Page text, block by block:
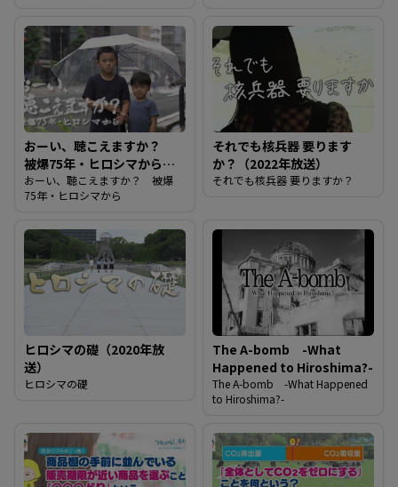
おーい、聴こえますか？
被爆75年・ヒロシマから
（2020年放送）
おーい、聴こえますか？ 被爆
75年・ヒロシマから
それでも核兵器 要ります
か？（2022年放送）
それでも核兵器 要りますか？
ヒロシマの礎（2020年放
送）
ヒロシマの礎
The A-bomb -What
Happened to Hiroshima?-
The A-bomb -What Happened
to Hiroshima?-